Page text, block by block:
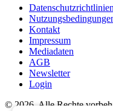
Datenschutzrichtlinien
Kontakt
Impressum
Mediadaten
AGB
Newsletter
Login
© 2026. Alle Rechte